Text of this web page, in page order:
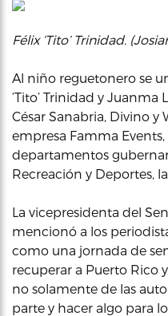
Félix ‘Tito’ Trinidad.
Al niño reguetonero se
‘Tito’ Trinidad y Juanma
César Sanabria, Divino y
empresa Famma Events,
departamentos
Recreación y Deportes,
La vicepresidenta del
mencionó a los
como una jornada de
recuperar a Puerto Rico
no solamente de las
parte y hacer algo para